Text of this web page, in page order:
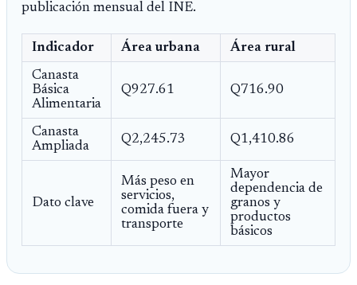
publicación mensual del INE.
Indicador Área urbana
Área rural
Canasta
Básica
Alimentaria
Q927.61 Q716.90
Canasta
Ampliada
Q2,245.73 Q1,410.86
Dato clave
Más peso en
servicios,
comida fuera y
transporte
Mayor
dependencia de
granos y
productos
básicos